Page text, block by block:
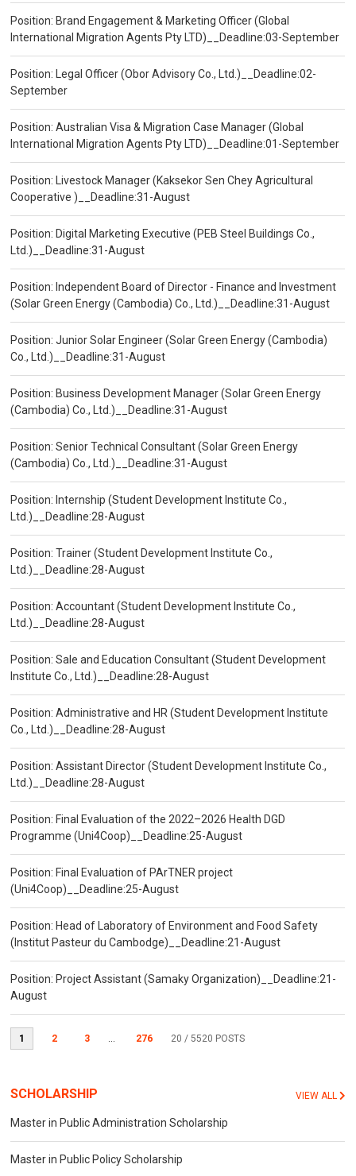
Position: Brand Engagement & Marketing Officer (Global
International Migration Agents Pty LTD)__Deadline:03-September
Position: Legal Officer (Obor Advisory Co., Ltd.)__Deadline:02-
September
Position: Australian Visa & Migration Case Manager (Global
International Migration Agents Pty LTD)__Deadline:01-September
Position: Livestock Manager (Kaksekor Sen Chey Agricultural
Cooperative )__Deadline:31-August
Position: Digital Marketing Executive (PEB Steel Buildings Co.,
Ltd.)__Deadline:31-August
Position: Independent Board of Director - Finance and Investment
(Solar Green Energy (Cambodia) Co., Ltd.)__Deadline:31-August
Position: Junior Solar Engineer (Solar Green Energy (Cambodia)
Co., Ltd.)__Deadline:31-August
Position: Business Development Manager (Solar Green Energy
(Cambodia) Co., Ltd.)__Deadline:31-August
Position: Senior Technical Consultant (Solar Green Energy
(Cambodia) Co., Ltd.)__Deadline:31-August
Position: Internship (Student Development Institute Co.,
Ltd.)__Deadline:28-August
Position: Trainer (Student Development Institute Co.,
Ltd.)__Deadline:28-August
Position: Accountant (Student Development Institute Co.,
Ltd.)__Deadline:28-August
Position: Sale and Education Consultant (Student Development
Institute Co., Ltd.)__Deadline:28-August
Position: Administrative and HR (Student Development Institute
Co., Ltd.)__Deadline:28-August
Position: Assistant Director (Student Development Institute Co.,
Ltd.)__Deadline:28-August
Position: Final Evaluation of the 2022–2026 Health DGD
Programme (Uni4Coop)__Deadline:25-August
Position: Final Evaluation of PArTNER project
(Uni4Coop)__Deadline:25-August
Position: Head of Laboratory of Environment and Food Safety
(Institut Pasteur du Cambodge)__Deadline:21-August
Position: Project Assistant (Samaky Organization)__Deadline:21-
August
1 2 3 276 20 / 5520 POSTS
SCHOLARSHIP VIEW ALL
Master in Public Administration Scholarship
Master in Public Policy Scholarship